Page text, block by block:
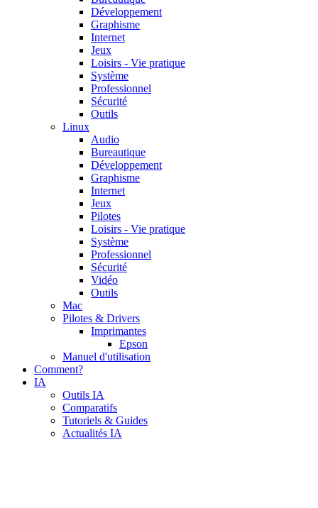
Développement
Graphisme
Internet
Jeux
Loisirs - Vie pratique
Système
Professionnel
Sécurité
Outils
Linux
Audio
Bureautique
Développement
Graphisme
Internet
Jeux
Pilotes
Loisirs - Vie pratique
Système
Professionnel
Sécurité
Vidéo
Outils
Mac
Pilotes & Drivers
Imprimantes
Epson
Manuel d'utilisation
Comment?
IA
Outils IA
Comparatifs
Tutoriels & Guides
Actualités IA